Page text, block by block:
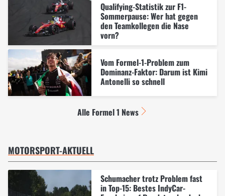
Qualifying-Statistik zur F1-
Sommerpause: Wer hat gegen
den Teamkollegen die Nase
vorn?
Vom Formel-1-Problem zum
Dominanz-Faktor: Darum ist Kimi
Antonelli so schnell
Alle Formel 1 News
MOTORSPORT-AKTUELL
Schumacher trotz Problem fast
in Top-15: Bestes IndyCar-